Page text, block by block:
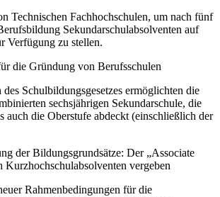
Technischen Fachhochschulen, um nach fünf
Sekundarschulabsolventen auf
Verfügung zu stellen.
die Gründung von Berufsschulen
Schulbildungsgesetzes ermöglichten die
sechsjährigen Sekundarschule, die
auch die Oberstufe abdeckt (einschließlich der
der Bildungsgrundsätze: Der „Associate
Kurzhochschulabsolventen vergeben
Rahmenbedingungen für die